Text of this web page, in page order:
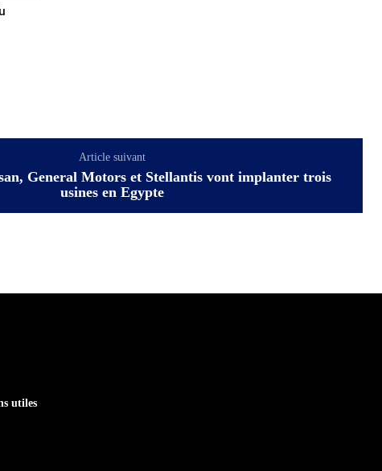
Article suivant
General Motors et Stellantis vont implanter trois
usines en Egypte
utiles